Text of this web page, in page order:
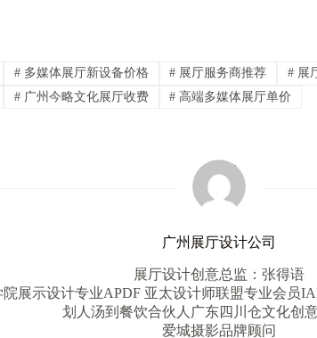
#多媒体展厅新设备价格 # 展厅服务商推荐 # 展
#广州今略文化展厅收费 # 高端多媒体展厅单价
广州展厅设计公司
展厅设计创意总监：张得语
展示设计专业APDF 亚太设计师联盟专业会员
划人汤到餐饮合伙人广东四川仓文化创
爱城摄影品牌顾问